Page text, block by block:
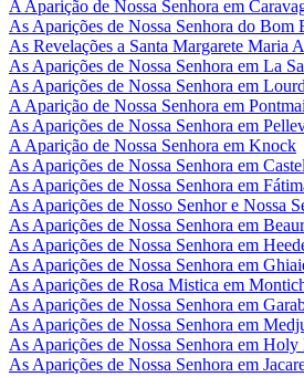
A Aparição de Nossa Senhora em
As Aparições de Nossa Senhora do Bom
As Revelações a Santa Margarete Maria
As Aparições de Nossa Senhora em La
As Aparições de Nossa Senhora em
A Aparição de Nossa Senhora em
As Aparições de Nossa Senhora em
A Aparição de Nossa Senhora em Knock
As Aparições de Nossa Senhora em
As Aparições de Nossa Senhora em
As Aparições de Nosso Senhor e Nossa
As Aparições de Nossa Senhora em
As Aparições de Nossa Senhora em
As Aparições de Nossa Senhora em
As Aparições de Rosa Mistica em
As Aparições de Nossa Senhora em
As Aparições de Nossa Senhora em
As Aparições de Nossa Senhora em
As Aparições de Nossa Senhora em